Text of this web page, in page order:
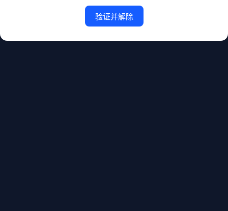
验证并解除